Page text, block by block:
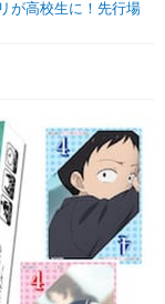
が高校生に！先行場